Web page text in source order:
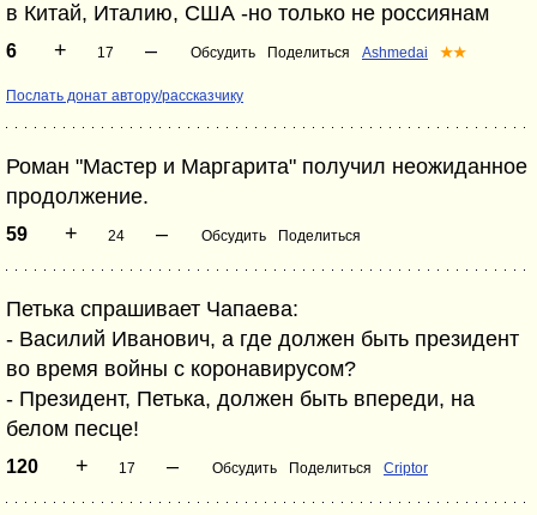
в Китай, Италию, США -но только не россиянам
6 + 17 – Обсудить Поделиться Ashmedai ★★
Послать донат автору/рассказчику
Роман "Мастер и Маргарита" получил неожиданное
продолжение.
59 + 24 – Обсудить Поделиться
Петька спрашивает Чапаева:
- Василий Иванович, а где должен быть президент
во время войны с коронавирусом?
- Президент, Петька, должен быть впереди, на
белом песце!
120 + 17 – Обсудить Поделиться Criptor